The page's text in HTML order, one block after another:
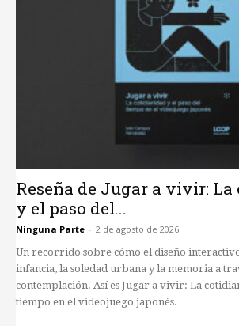
Reseña de Jugar a vivir:
y el paso del...
Ninguna Parte - 2 de agosto de 2026
Un recorrido sobre cómo el diseño
infancia, la soledad urbana y la memoria a
contemplación. Así es Jugar a vivir: La
tiempo en el videojuego japonés.